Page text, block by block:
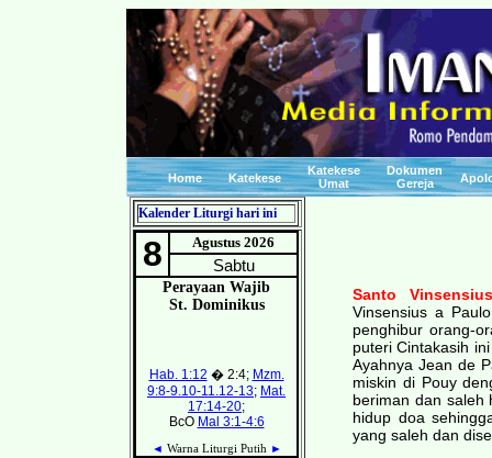
Home Katekese
Katekese
Umat
Dokumen
Gereja
Kalender Liturgi hari ini
Santo Vinsensius
Vinsensius a
penghibur orang-
puteri Cintakasih
Ayahnya Jean de
miskin di Pouy
beriman dan saleh
hidup doa
yang saleh dan